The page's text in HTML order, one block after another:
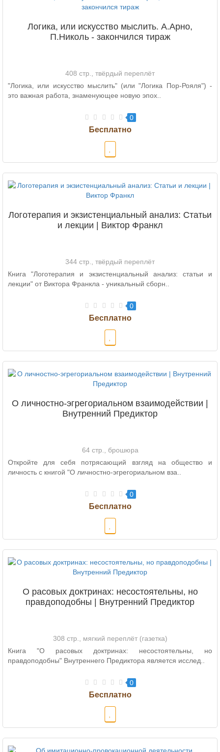
Логика, или искусство мыслить. А.Арно,
П.Николь - закончился тираж
408 стр., твёрдый переплёт
"Логика, или искусство мыслить" (или "Логика Пор-Рояля") -
это важная работа, знаменующее новую эпох..
0
Логотерапия и экзистенциальный анализ: Статьи
и лекции | Виктор Франкл
344 стр., твёрдый переплёт
Книга "Логотерапия и экзистенциальный анализ: статьи и
лекции" от Виктора Франкла - уникальный сборн..
0
О личностно-эгрегориальном взаимодействии |
Внутренний Предиктор
64 стр., брошюра
Откройте для себя потрясающий взгляд на общество и
личность с книгой "О личностно-эгрегориальном вза..
0
О расовых доктринах: несостоятельны, но
правдоподобны | Внутренний Предиктор
308 стр., мягкий переплёт (газетка)
Книга "О расовых доктринах: несостоятельны, но
правдоподобны" Внутреннего Предиктора является исслед..
0